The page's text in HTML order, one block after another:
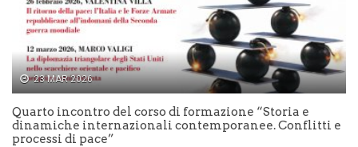
23 MAR 2026
Quarto incontro del corso di formazione “Storia e
dinamiche internazionali contemporanee. Conflitti e
processi di pace”